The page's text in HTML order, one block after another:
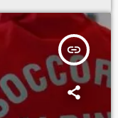
insert_link